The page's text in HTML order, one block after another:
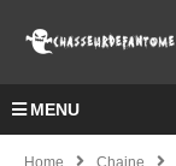
MENU
Home Chaine